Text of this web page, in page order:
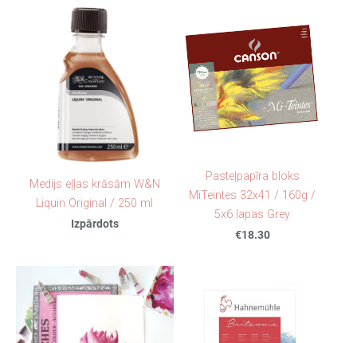
Medijs eļļas krāsām W&N
Liquin Original / 250 ml
Izpārdots
Pasteļpapīra bloks
MiTeintes 32x41 / 160g /
5x6 lapas Grey
€18.30